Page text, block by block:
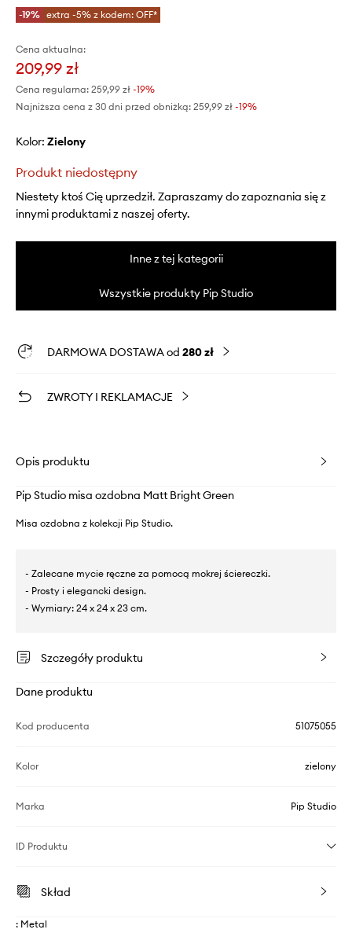
-19% extra -5% z kodem: OFF*
Cena aktualna:
209,99 zł
Cena regularna: 259,99 zł -19%
Najniższa cena z 30 dni przed obniżką: 259,99 zł -19%
Kolor: zielony
Produkt niedostępny
Niestety ktoś Cię uprzedził. Zapraszamy do zapoznania się z
innymi produktami z naszej oferty.
Inne z tej kategorii
Wszystkie produkty Pip Studio
DARMOWA DOSTAWA od 280 zł
ZWROTY I REKLAMACJE
Opis produktu
Pip Studio misa ozdobna Matt Bright Green
Misa ozdobna z kolekcji Pip Studio.
- Zalecane mycie ręczne za pomocą mokrej ściereczki.
- Prosty i elegancki design.
- Wymiary: 24 x 24 x 23 cm.
Szczegóły produktu
Dane produktu
Kod producenta 51075055
Kolor zielony
Marka Pip Studio
ID Produktu
Skład
: Metal